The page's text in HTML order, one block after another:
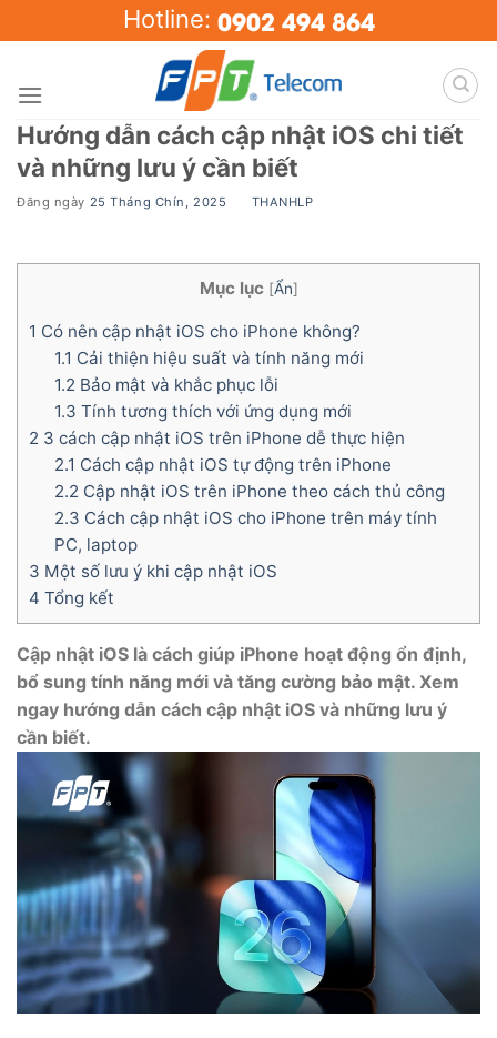
to
Hotline: 0902 494 864
Hướng dẫn cách cập nhật iOS chi tiết
và những lưu ý cần biết
Đăng ngày 25 Tháng Chín, 2025 THANHLP
Mục lục [Ẩn]
1 Có nên cập nhật iOS cho iPhone không?
1.1 Cải thiện hiệu suất và tính năng mới
1.2 Bảo mật và khắc phục lỗi
1.3 Tính tương thích với ứng dụng mới
2 3 cách cập nhật iOS trên iPhone dễ thực hiện
2.1 Cách cập nhật iOS tự động trên iPhone
2.2 Cập nhật iOS trên iPhone theo cách thủ công
2.3 Cách cập nhật iOS cho iPhone trên máy tính
PC, laptop
3 Một số lưu ý khi cập nhật iOS
4 Tổng kết
Cập nhật iOS là cách giúp iPhone hoạt động ổn định,
bổ sung tính năng mới và tăng cường bảo mật. Xem
ngay hướng dẫn cách cập nhật iOS và những lưu ý
cần biết.